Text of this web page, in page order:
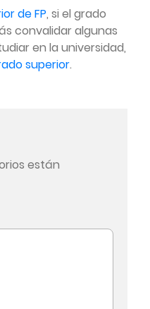
de FP, si el grado
convalidar algunas
en la universidad,
superior.
están